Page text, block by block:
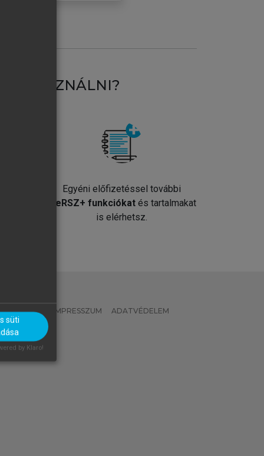
HASZNÁLNI?
Egyéni előfizetéssel további
MeRSZ+ funkciókat és tartalmakat
is elérhetsz.
IMPRESSZUM ADATVÉDELEM
süti
by Klaro!